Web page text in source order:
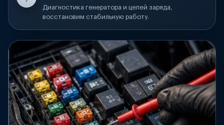
Диагностика генератора и цепей заряда,
восстановим стабильную работу.